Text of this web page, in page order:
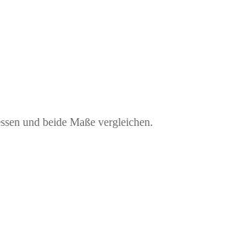
und beide Maße vergleichen.